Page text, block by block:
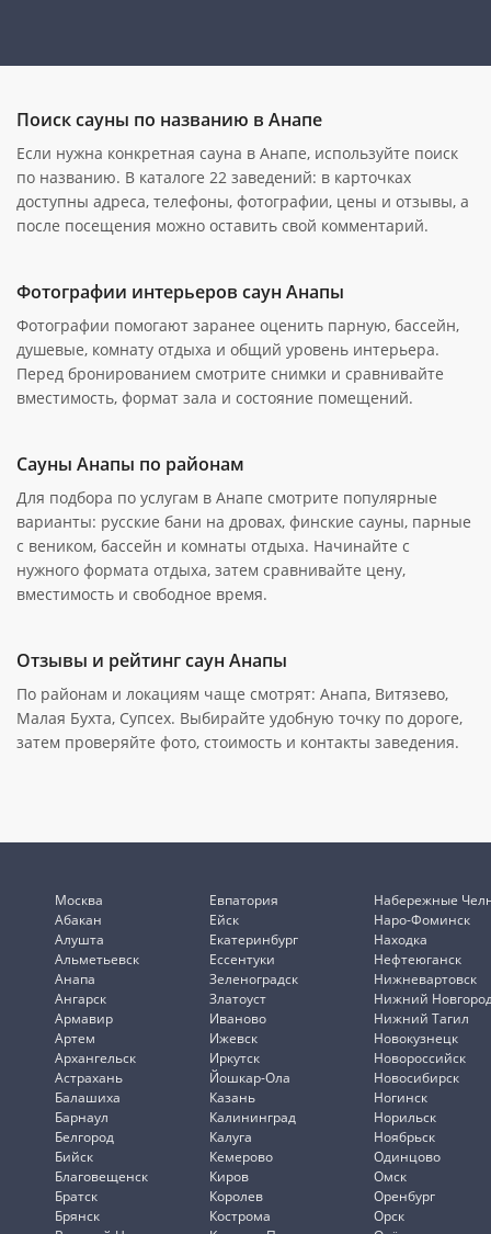
Поиск сауны по названию в Анапе
Если нужна конкретная сауна в Анапе, используйте поиск
по названию. В каталоге 22 заведений: в карточках
доступны адреса, телефоны, фотографии, цены и отзывы, а
после посещения можно оставить свой комментарий.
Фотографии интерьеров саун Анапы
Фотографии помогают заранее оценить парную, бассейн,
душевые, комнату отдыха и общий уровень интерьера.
Перед бронированием смотрите снимки и сравнивайте
вместимость, формат зала и состояние помещений.
Сауны Анапы по районам
Для подбора по услугам в Анапе смотрите популярные
варианты: русские бани на дровах, финские сауны, парные
с веником, бассейн и комнаты отдыха. Начинайте с
нужного формата отдыха, затем сравнивайте цену,
вместимость и свободное время.
Отзывы и рейтинг саун Анапы
По районам и локациям чаще смотрят: Анапа, Витязево,
Малая Бухта, Супсех. Выбирайте удобную точку по дороге,
затем проверяйте фото, стоимость и контакты заведения.
Москва
Абакан
Алушта
Альметьевск
Анапа
Ангарск
Армавир
Артем
Архангельск
Астрахань
Балашиха
Барнаул
Белгород
Бийск
Благовещенск
Братск
Брянск
Евпатория
Ейск
Екатеринбург
Ессентуки
Зеленоградск
Златоуст
Иваново
Ижевск
Иркутск
Йошкар-Ола
Казань
Калининград
Калуга
Кемерово
Киров
Королев
Кострома
Набережные
Наро-Фоминск
Находка
Нефтеюганск
Нижневартовск
Нижний
Нижний Тагил
Новокузнецк
Новороссийск
Новосибирск
Ногинск
Норильск
Ноябрьск
Одинцово
Омск
Оренбург
Орск